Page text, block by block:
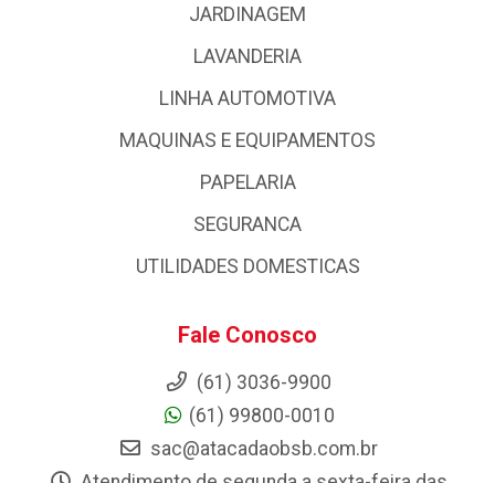
JARDINAGEM
LAVANDERIA
LINHA AUTOMOTIVA
MAQUINAS E EQUIPAMENTOS
PAPELARIA
SEGURANCA
UTILIDADES DOMESTICAS
Fale Conosco
(61) 3036-9900
(61) 99800-0010
sac@atacadaobsb.com.br